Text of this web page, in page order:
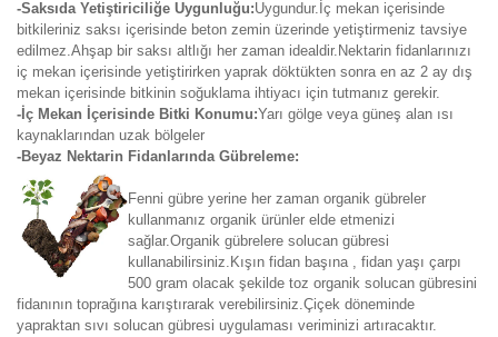
-Saksıda Yetiştiriciliğe Uygunluğu:Uygundur.İç mekan içerisinde
bitkileriniz saksı içerisinde beton zemin üzerinde yetiştirmeniz tavsiye
edilmez.Ahşap bir saksı altlığı her zaman idealdir.Nektarin fidanlarınızı
iç mekan içerisinde yetiştirirken yaprak döktükten sonra en az 2 ay dış
mekan içerisinde bitkinin soğuklama ihtiyacı için tutmanız gerekir.
-İç Mekan İçerisinde Bitki Konumu:Yarı gölge veya güneş alan ısı
kaynaklarından uzak bölgeler
-Beyaz Nektarin Fidanlarında Gübreleme:
Fenni gübre yerine her zaman organik gübreler
kullanmanız organik ürünler elde etmenizi
sağlar.Organik gübrelere solucan gübresi
kullanabilirsiniz.Kışın fidan başına , fidan yaşı çarpı
500 gram olacak şekilde toz organik solucan gübresini
fidanının toprağına karıştırarak verebilirsiniz.Çiçek döneminde
yapraktan sıvı solucan gübresi uygulaması veriminizi artıracaktır.